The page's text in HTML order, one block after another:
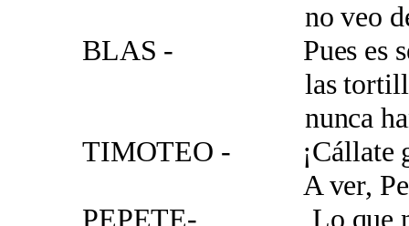
no veo del
BLAS - Pues es
las tortillas sin
nunca han
TIMOTEO - ¡Cállate
A ver, Pepete,
PEPETE- Lo que no